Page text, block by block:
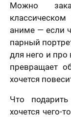
Можно
аниме — если
парный
для него и
превращает
хочется
Что
хочется чего-